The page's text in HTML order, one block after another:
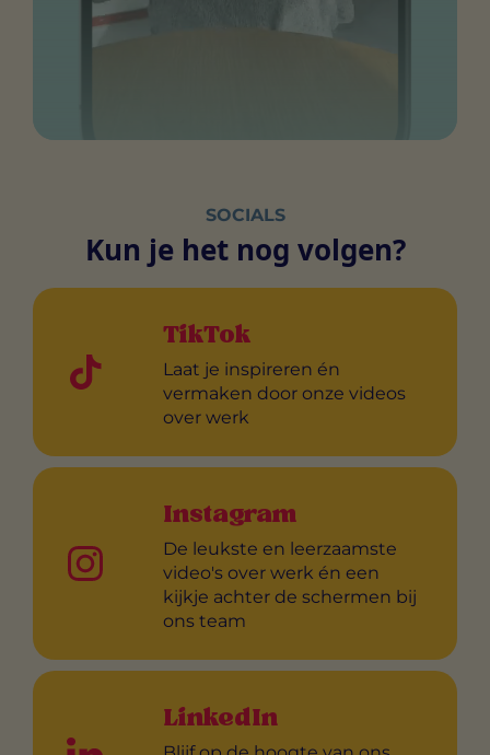
SOCIALS
Kun je het nog volgen?
TikTok
Laat je inspireren én
vermaken door onze videos
over werk
Instagram
De leukste en leerzaamste
video's over werk én een
kijkje achter de schermen bij
ons team
LinkedIn